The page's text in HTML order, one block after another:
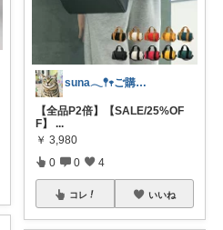
suna𓂃𖤥𖥧ご購入感謝´`*
【全品P2倍】【SALE/25%OF
F】 ...
￥ 3,980
0 0 4
コレ いいね